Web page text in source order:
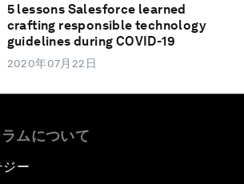
5 lessons Salesforce learned
crafting responsible technology
guidelines during COVID-19
2020年07月22日
ムについて
ー